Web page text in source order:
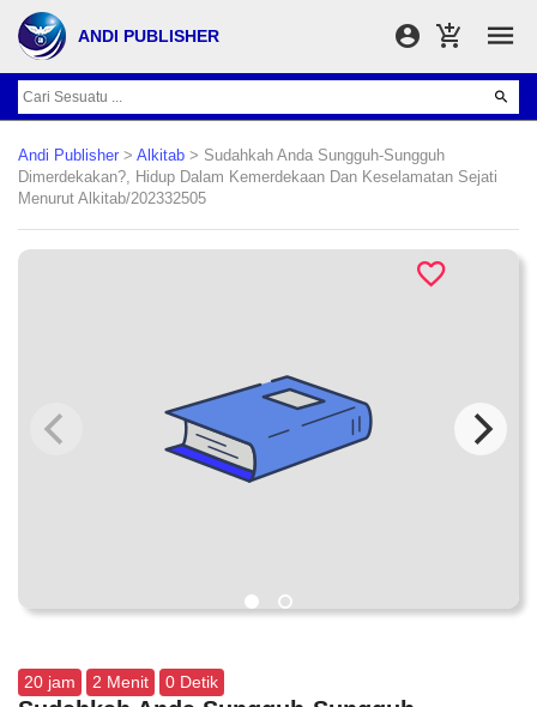
ANDI PUBLISHER
Andi Publisher > Alkitab > Sudahkah Anda Sungguh-Sungguh
Dimerdekakan?, Hidup Dalam Kemerdekaan Dan Keselamatan Sejati
Menurut Alkitab/202332505
20 jam 1 Menit 59Detik